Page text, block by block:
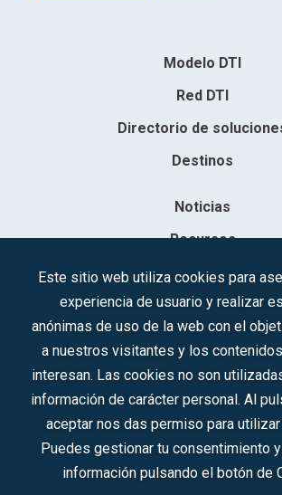
Modelo DTI
Red DTI
Directorio de
Destinos
Noticias
Recursos
Contacto
Sociedad Mercantil Estatal para la Gestión
C.I.F.: A-81/874.984
Síguenos en redes
Este sitio web utiliza cookies para
experiencia de usuario y realizar
anónimas de uso de la web con el
a nuestros visitantes y los
interesan. Las cookies no son
información de carácter personal. Al
aceptar nos das permiso para
Puedes gestionar tu consentimiento
información pulsando el botón de